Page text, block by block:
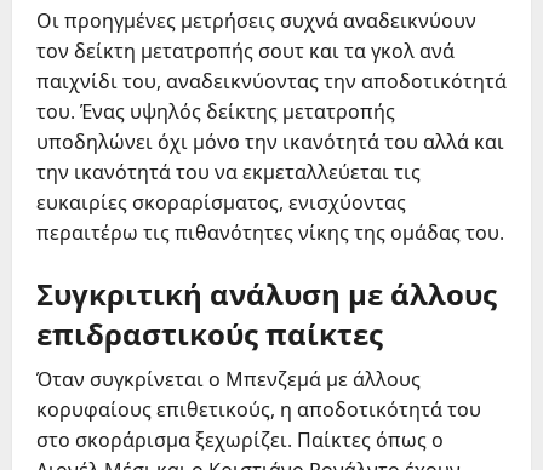
Οι προηγμένες μετρήσεις συχνά αναδεικνύουν
τον δείκτη μετατροπής σουτ και τα γκολ ανά
παιχνίδι του, αναδεικνύοντας την αποδοτικότητά
του. Ένας υψηλός δείκτης μετατροπής
υποδηλώνει όχι μόνο την ικανότητά του αλλά και
την ικανότητά του να εκμεταλλεύεται τις
ευκαιρίες σκοραρίσματος, ενισχύοντας
περαιτέρω τις πιθανότητες νίκης της ομάδας του.
Συγκριτική ανάλυση με άλλους
επιδραστικούς παίκτες
Όταν συγκρίνεται ο Μπενζεμά με άλλους
κορυφαίους επιθετικούς, η αποδοτικότητά του
στο σκοράρισμα ξεχωρίζει. Παίκτες όπως ο